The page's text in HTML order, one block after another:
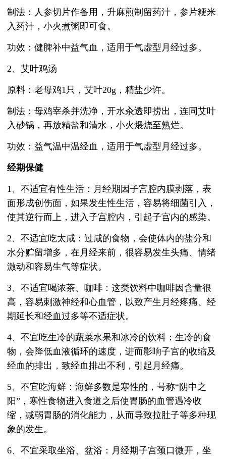
制法：人参切片作备用，升麻煎制留药汁，参片粳米
入药汁，小火煮粥即可食。
功效：健脾补中益气血，适用于气虚型月经过多。
2、艾叶鸡汤
原料：老母鸡1只，艾叶20g，精盐少许。
制法：母鸡宰杀并洗净，开水汆透即捞出，连同艾叶
入砂锅，再放精盐和清水，小火煨烧至熟烂。
功效：益气温中温经血，适用于气虚型月经过多。
经期保健
1、不适宜有性生活：月经期因子宫腔内膜剥落，表
面形成创伤面，如果发生性生活，容易将细菌引入，
使其逆行而上，进入子宫腔内，引起子宫内的感染。
2、不适宜吃太咸：过咸的食物，会使体内的盐分和
水分贮留增多，在月经来前，很容易发生头痛、情绪
激动和容易生气等症状。
3、不适宜喝浓茶、咖啡：这类饮料中咖啡因含量很
高，容易刺激神经和心血管，以致产生月经疼痛、经
期延长和经血过多等不适症状。
4、不宜吃生冷的蔬菜水果和冰冷的饮料：生冷的食
物，会降低血液循环的速度，进而影响子宫的收缩及
经血的排出，致经血排出不利，引起月经痛。
5、不宜吃海鲜：海鲜多数是寒性的，号称“阴中之
阳”，寒性食物进入食道之后使胃肠的血管遇冷收
缩，减弱胃肠的消化能力，从而导致拉肚子等多种现
象的发生。
6、不宜采取坐浴、盆浴：月经期子宫颈口微开，坐